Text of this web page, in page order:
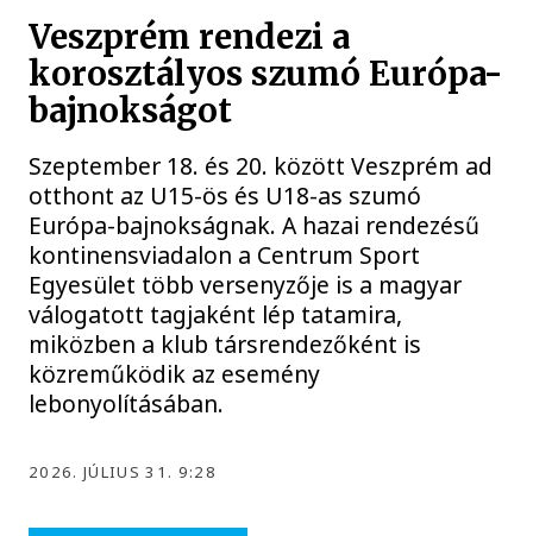
Veszprém rendezi a
korosztályos szumó Európa-
bajnokságot
Szeptember 18. és 20. között Veszprém ad
otthont az U15-ös és U18-as szumó
Európa-bajnokságnak. A hazai rendezésű
kontinensviadalon a Centrum Sport
Egyesület több versenyzője is a magyar
válogatott tagjaként lép tatamira,
miközben a klub társrendezőként is
közreműködik az esemény
lebonyolításában.
2026. JÚLIUS 31. 9:28